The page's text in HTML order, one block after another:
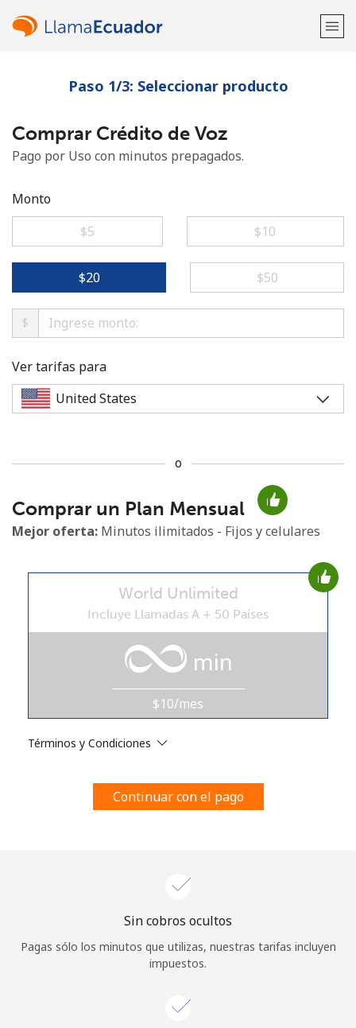
¡Bienvenido!
¿Ya tienes una cuenta?Inicia sesión →
No se ha creado una contraseña
Mínimo 8 caracteres
Una letra mayúscula y una minúscula
Un número
estosTérminos y condiciones.
Únete
¡Hola!
Inicia sesión oREGÍSTRATE →
Paso 1/3: Seleccionar producto
Comprar Crédito de Voz
Pago por Uso con minutos prepagados.
Monto
⁦$5⁩
⁦$10⁩
⁦$20⁩ ⁦$50⁩
$
Ver tarifas para
o
Comprar un Plan Mensual
Mejor oferta: Minutos ilimitados - Fijos y celulares
World Unlimited
Incluye Llamadas A + 50 Países
min
$10/mes
Términos y Condiciones
Continuar con el pago
Sin cobros ocultos
Pagas sólo los minutos que utilizas, nuestras tarifas incluyen
impuestos.